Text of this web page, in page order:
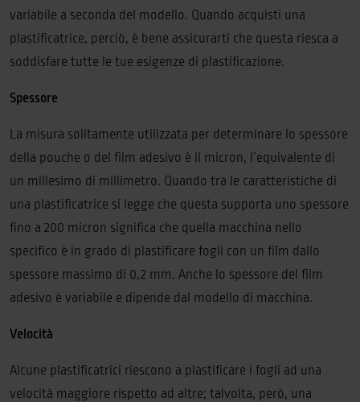
variabile a seconda del modello. Quando acquisti una
plastificatrice, perciò, è bene assicurarti che questa riesca a
soddisfare tutte le tue esigenze di plastificazione.
Spessore
La misura solitamente utilizzata per determinare lo spessore
della pouche o del film adesivo è il micron, l’equivalente di
un millesimo di millimetro. Quando tra le caratteristiche di
una plastificatrice si legge che questa supporta uno spessore
fino a 200 micron significa che quella macchina nello
specifico è in grado di plastificare fogli con un film dallo
spessore massimo di 0,2 mm. Anche lo spessore del film
adesivo è variabile e dipende dal modello di macchina.
Velocità
Alcune plastificatrici riescono a plastificare i fogli ad una
velocità maggiore rispetto ad altre; talvolta, però, una